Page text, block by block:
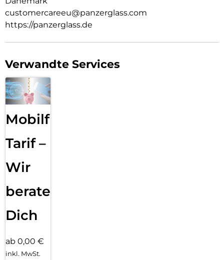
customercareeu@panzerglass.com
https://panzerglass.de
Verwandte Services
Mobilfunk
Tarif –
Wir
beraten
Dich
ab 0,00 €
inkl. MwSt.